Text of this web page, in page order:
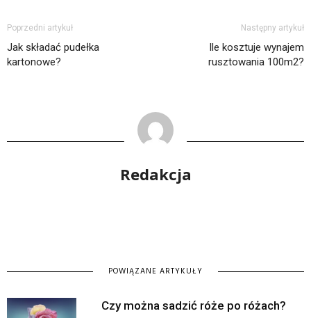
Poprzedni artykuł
Jak składać pudełka
kartonowe?
Następny artykuł
Ile kosztuje wynajem
rusztowania 100m2?
Redakcja
POWIĄZANE ARTYKUŁY
Czy można sadzić róże po różach?